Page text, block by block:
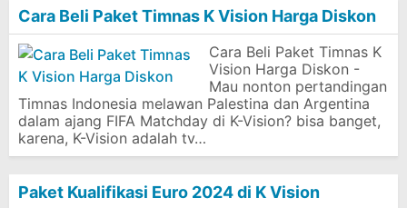
Cara Beli Paket Timnas K Vision Harga Diskon
Cara Beli Paket Timnas K
Vision Harga Diskon -
Mau nonton pertandingan
Timnas Indonesia melawan Palestina dan Argentina
dalam ajang FIFA Matchday di K-Vision? bisa banget,
karena, K-Vision adalah tv…
Paket Kualifikasi Euro 2024 di K Vision